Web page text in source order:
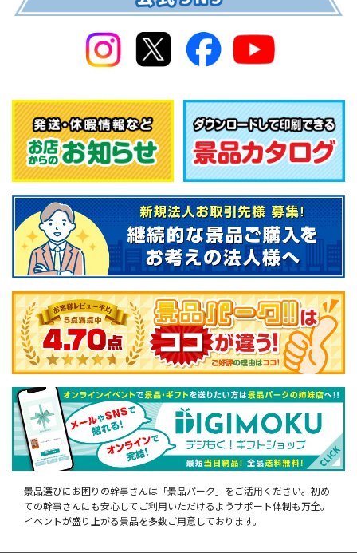
景品選びにお困りの幹事さんは「景品パーク」をご活用ください。初め
ての幹事さんにも安心してご利用いただけるようサポート体制も万全。
イベントが盛り上がる景品を多数ご用意しております。